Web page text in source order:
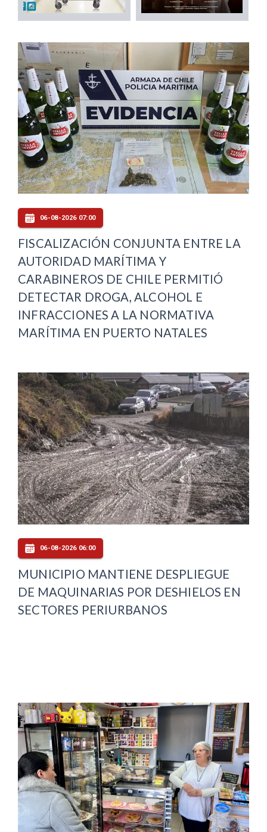
06-08-2026 07:00
FISCALIZACIÓN CONJUNTA ENTRE LA
AUTORIDAD MARÍTIMA Y
CARABINEROS DE CHILE PERMITIÓ
DETECTAR DROGA, ALCOHOL E
INFRACCIONES A LA NORMATIVA
MARÍTIMA EN PUERTO NATALES
06-08-2026 06:00
MUNICIPIO MANTIENE DESPLIEGUE
DE MAQUINARIAS POR DESHIELOS EN
SECTORES PERIURBANOS